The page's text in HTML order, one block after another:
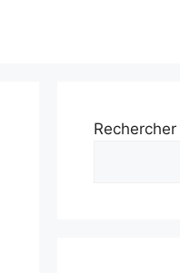
Rechercher